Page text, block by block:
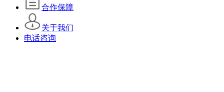
合作保障
关于我们
电话咨询